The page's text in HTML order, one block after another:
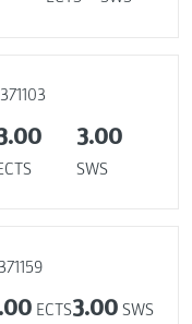
3.00
SWS
ECTS3.00 SWS